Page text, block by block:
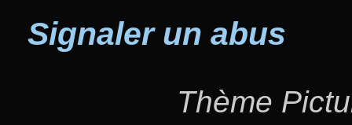
Signaler un abus
Thème